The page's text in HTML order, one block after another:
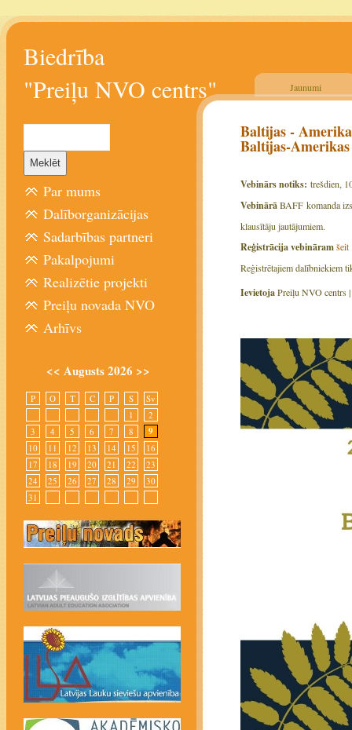
Biedrība
"Preiļu NVO centrs"
Jaunumi
Baltijas -
Baltijas-
Vebinārs notiks: trešdien,
VebinārāBAFF komanda
klausītāju jautājumiem.
Reģistrācija vebināramšeit
Reģistrētajiem dalībniekiem
IevietojaPreiļu NVO centrs |
Par mums
Dalīborganizācijas
Sadarbības partneri
Pakalpojumi
Realizētie projekti
Preiļu novada NVO
Arhīvs
<< Augusts 2026 >>
P O T C P S
Sv
1
2
3
4 5 6 7 8 9
10 11 12 13 14 15
16
17
18 19 20 21 22
23
24
25 26 27 28 29
30
31